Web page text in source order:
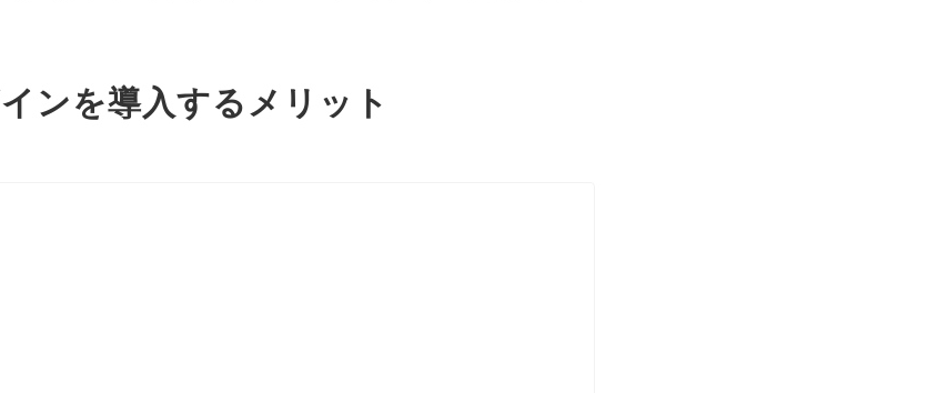
ンを導入するメリット